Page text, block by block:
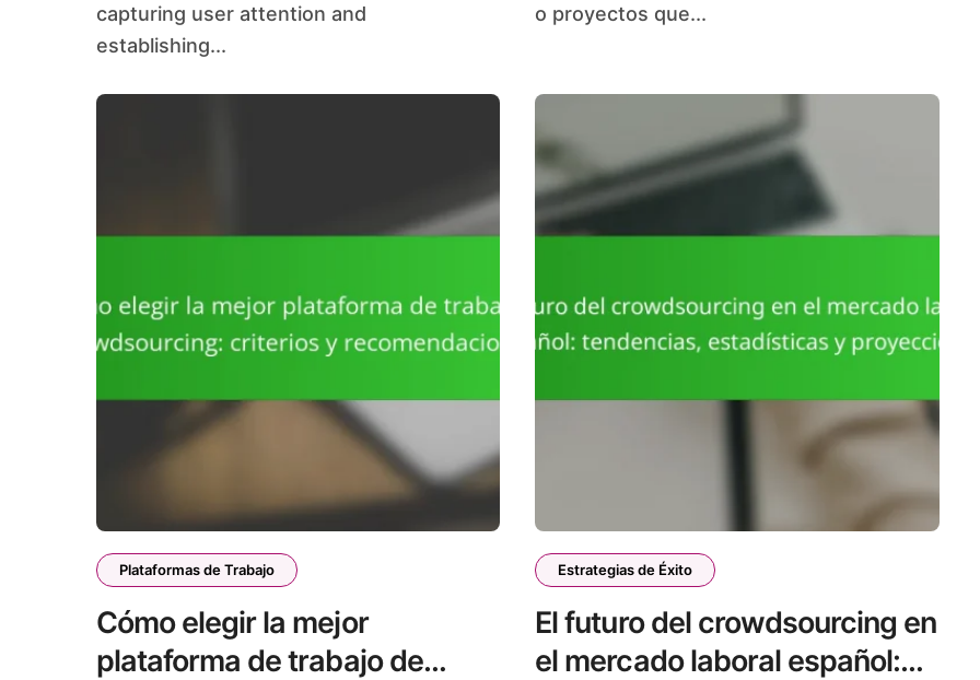
capturing user attention and
establishing...
o proyectos que...
Plataformas de Trabajo
Cómo elegir la mejor
plataforma de trabajo de
Estrategias de Éxito
El futuro del crowdsourcing en
el mercado laboral español: